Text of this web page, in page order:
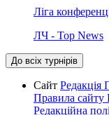
Ліга
ЛЧ - Top News
До всіх турнірів
Сайт Редакція
Правила сайту
Редакційна